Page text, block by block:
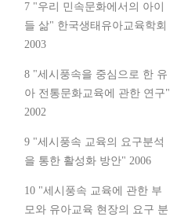
7 "우리 민속문화에서의 아이
들 삶" 한국생태유아교육학회
2003
8 "세시풍속을 중심으로 한 유
아 전통문화교육에 관한 연구"
2002
9 "세시풍속 교육의 요구분석
을 통한 활성화 방안" 2006
10 "세시풍속 교육에 관한 부
모와 유아교육 현장의 요구 분